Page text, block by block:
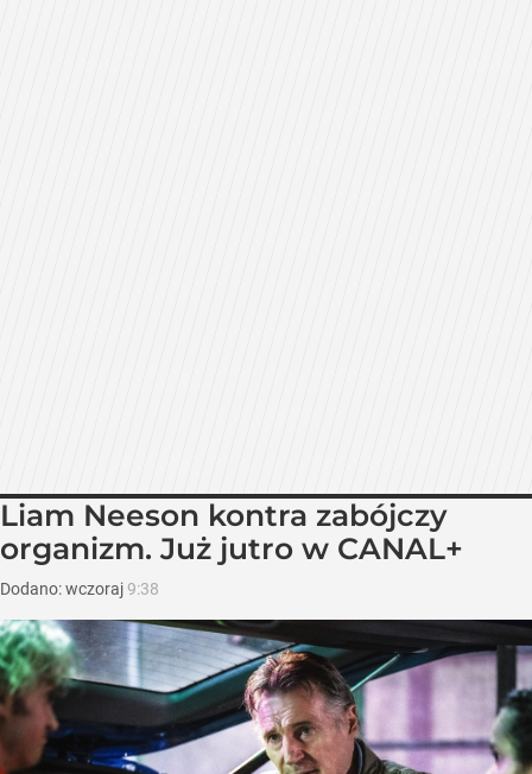
Liam Neeson kontra zabójczy
organizm. Już jutro w CANAL+
Dodano:wczoraj 9:38